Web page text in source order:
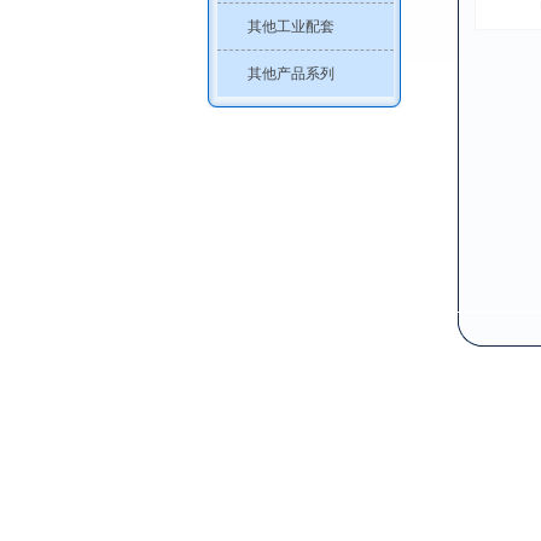
其他工业配套
其他产品系列